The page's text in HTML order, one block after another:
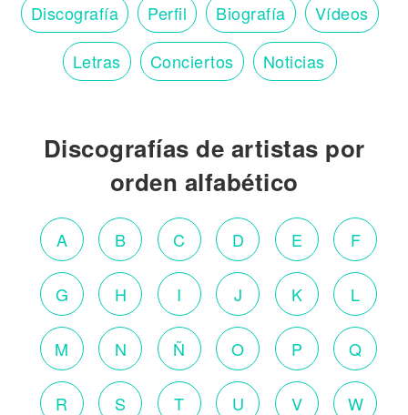
Discografía Perfil Biografía Vídeos
Letras Conciertos Noticias
Discografías de artistas por
orden alfabético
A B C D E F
G H I J K L
M N Ñ O P Q
R S T U V W